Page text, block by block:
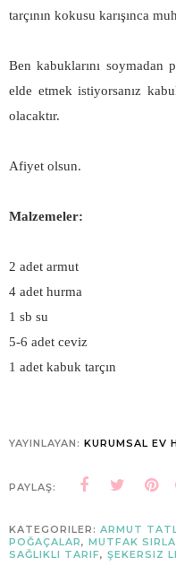
tarçının kokusu karışınca
Ben kabuklarını
elde etmek istiyorsanız
olacaktır.
Afiyet olsun.
Malzemeler:
2 adet armut
4 adet hurma
1 sb su
5-6 adet ceviz
1 adet kabuk tarçın
YAYINLAYAN: KURUMSAL EV
PAYLAŞ:
KATEGORILER: ARMUT
POĞAÇALAR, MUTFAK
SAĞLIKLI TARIF, ŞEKERSIZ